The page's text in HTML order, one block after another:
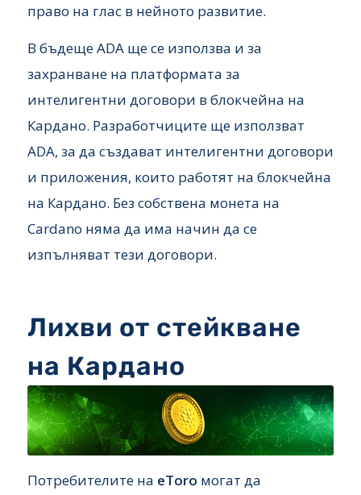
право на глас в нейното развитие.
В бъдеще ADA ще се използва и за
захранване на платформата за
интелигентни договори в блокчейна на
Кардано. Разработчиците ще използват
ADA, за да създават интелигентни договори
и приложения, които работят на блокчейна
на Кардано. Без собствена монета на
Cardano няма да има начин да се
изпълняват тези договори.
Лихви от стейкване
на Кардано
Потребителите на eToro могат да